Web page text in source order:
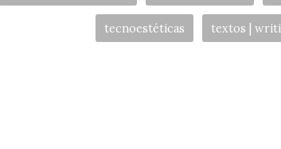
tecnoestéticas textos |